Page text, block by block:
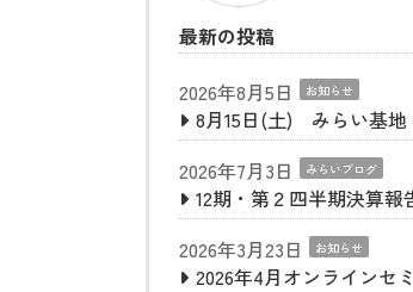
最新の投稿
2026年8月5日
お知らせ
8月15日(土) みらい基地
2026年7月3日
みらいブログ
12期・第２四半期決算報
2026年3月23日
お知らせ
2026年4月オンラインセ